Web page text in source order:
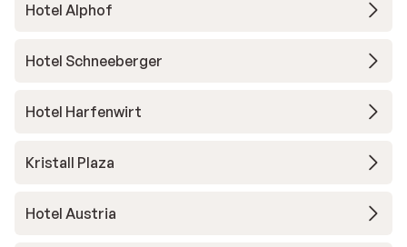
Hotel Alphof
Hotel Schneeberger
Hotel Harfenwirt
Kristall Plaza
Hotel Austria